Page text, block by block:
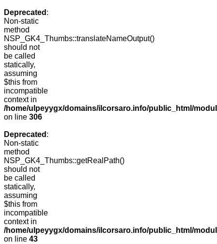
Deprecated :
Non-static
method
NSP_GK4_Thumbs::translateNameOutput()
should not
be called
statically,
assuming
$this from
incompatible
context in
/home/ulpeyygx/domains/ilcorsaro.info/public_html/
on line 306
Deprecated :
Non-static
method
NSP_GK4_Thumbs::getRealPath()
should not
be called
statically,
assuming
$this from
incompatible
context in
/home/ulpeyygx/domains/ilcorsaro.info/public_html/
on line 43